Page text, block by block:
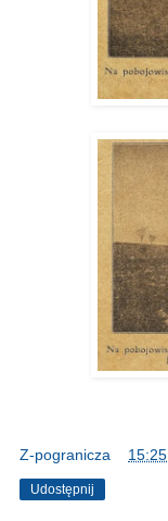
Z-pogranicza 15:25
Udostępnij